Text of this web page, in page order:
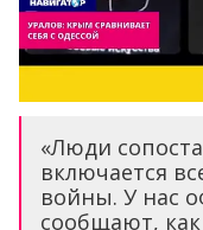
«Люди
включается
войны. У нас
сообщают,